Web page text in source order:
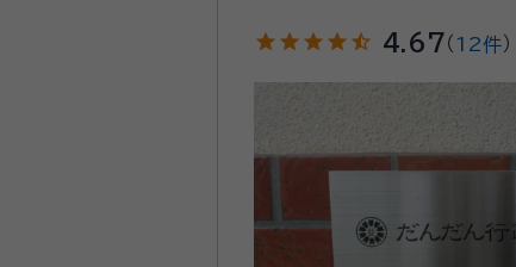
star star star star star_half 4.67（ 12件）